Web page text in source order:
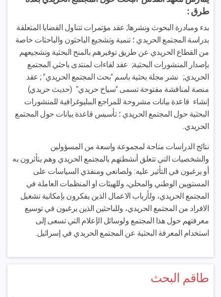
طرق :
بدء ومبادرة البحوث ونشرها; عقد مؤتمرات تتناول القضايا المتعلقة
بدراسة المجتمع الحريدي ؛ تنمية وتشجيع الباحثون والباحثات خاصة
من القطاع الحريدي عن طريق توفيرهم بالمنح البحثية وتشجيعهم
بإصدار المنشورات البحثية; عقد لقاءات لمنتدى باحثي المجتمع
الحريدي; نشر مجلة بحثية باسم "بحث المجتمع الحريدي" ; عقد
منصة لمناقشة مفتوحة تسمى "سياخ حريدي" (حديث حريدي)
إنشاء قاعدة بيانات مشروحة للمراجع الببليوغرافية للمنشورات
البحثية حول المجتمع الحريدي ؛ تأسيس قاعدة بيانات حول المجتمع
الحريدي.
نتائج الدراسات متاحة لمجموعة واسعة من المسؤولين
والشخصيات التي تتعلق أنشطتهم بالمجتمع الحريدي وهم يتأثرون به
أو يرغبون في التأثير عليه: ولصانعي ومنفذي السياسات على
المستويين الوطني والمحلي، وللهيئات او المنظمات العاملة في
المجتمع الحريدي، ولأرباب الاعمال الذين يفكرون بإمكانية تشغيل
الافراد من المجتمع الحريدي، وللباحثين الذين يرغبون في توسيع
معرفتهم حول هذا المجتمع ولوسائل الإعلام التي تسعى إلى
استخدام المعرفة البحثية عن المجتمع الحريدي في إسرائيل.
طاقم البحث